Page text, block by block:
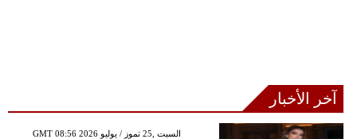
آخر الأخبار
GMT 08:56 2026 السبت ,25 تموز / يوليو